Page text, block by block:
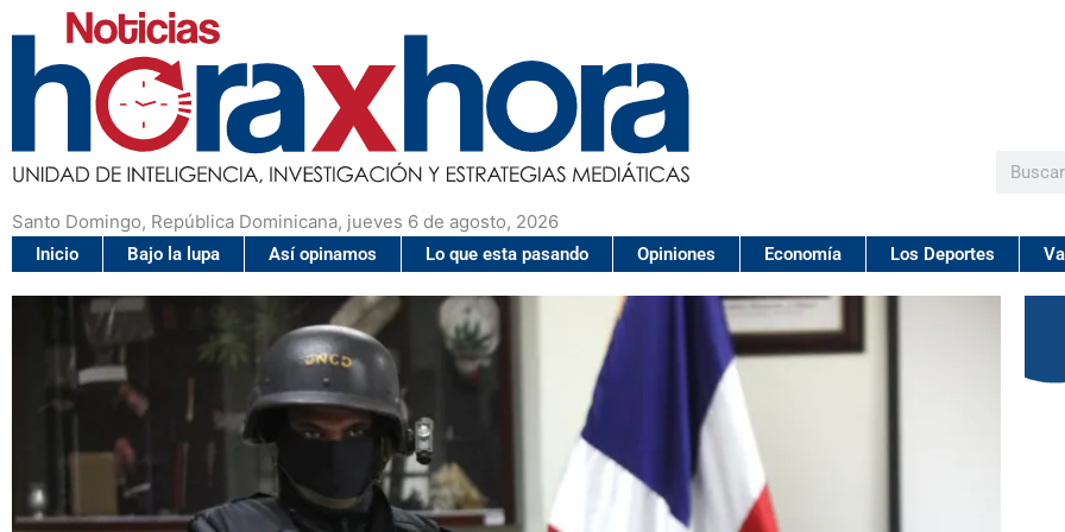
Santo Domingo, República Dominicana, jueves 6 de agosto, 2026
Buscar
Inicio Bajo la lupa Así opinamos Lo que esta pasando Opiniones Economía Los Deportes